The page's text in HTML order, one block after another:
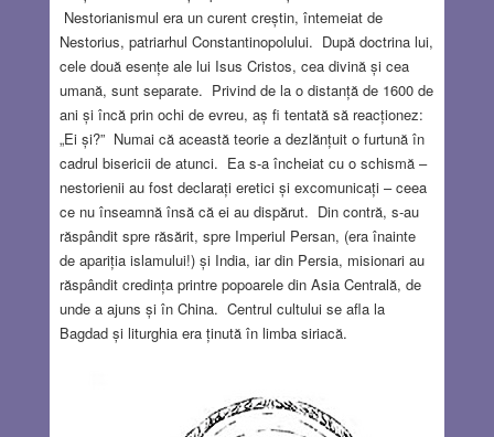
Nestorianismul era un curent creștin, întemeiat de
Nestorius, patriarhul Constantinopolului. După doctrina lui,
cele două esențe ale lui Isus Cristos, cea divină și cea
umană, sunt separate. Privind de la o distanță de 1600 de
ani și încă prin ochi de evreu, aș fi tentată să reacționez:
„Ei și?” Numai că această teorie a dezlănțuit o furtună în
cadrul bisericii de atunci. Ea s-a încheiat cu o schismă –
nestorienii au fost declarați eretici și excomunicați – ceea
ce nu înseamnă însă că ei au dispărut. Din contră, s-au
răspândit spre răsărit, spre Imperiul Persan, (era înainte
de apariția islamului!) și India, iar din Persia, misionari au
răspândit credința printre popoarele din Asia Centrală, de
unde a ajuns și în China. Centrul cultului se afla la
Bagdad și liturghia era ținută în limba siriacă.